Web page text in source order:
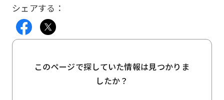
シェアする：
このページで探していた情報は見つかりま
したか？